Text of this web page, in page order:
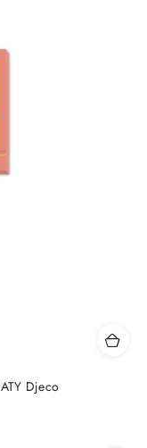
Djeco